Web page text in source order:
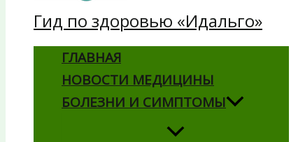
Гид по здоровью «Идальго»
ГЛАВНАЯ
НОВОСТИ МЕДИЦИНЫ
БОЛЕЗНИ И СИМПТОМЫ